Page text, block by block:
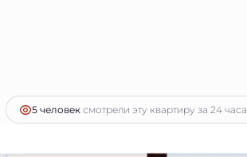
5 человек смотрели эту квартиру за 24 часа